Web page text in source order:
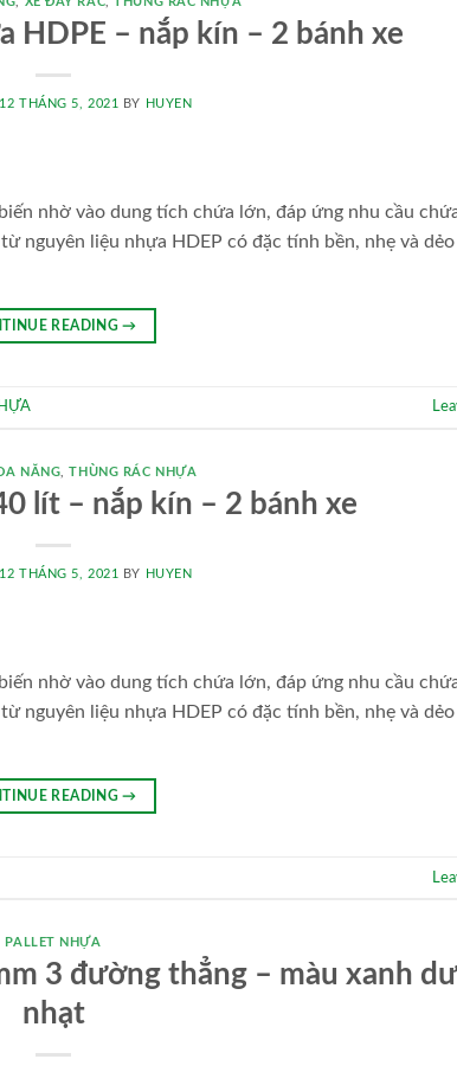
HDPE – nắp kín – 2 bánh xe
12 THÁNG 5, 2021 BY HUYEN
nhờ vào dung tích chứa lớn, đáp ứng nhu cầu
nguyên liệu nhựa HDEP có đặc tính bền, nhẹ và dẻo
READING→
NĂNG ,THÙNG RÁC NHỰA
lít – nắp kín – 2 bánh xe
12 THÁNG 5, 2021 BY HUYEN
nhờ vào dung tích chứa lớn, đáp ứng nhu cầu
nguyên liệu nhựa HDEP có đặc tính bền, nhẹ và dẻo
READING→
PALLET NHỰA
3 đường thẳng – màu xanh
nhạt